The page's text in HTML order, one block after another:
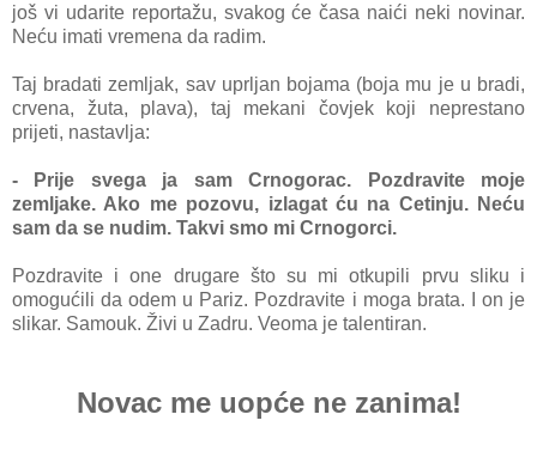
još vi udarite reportažu, svakog će časa naići neki novinar.
Neću imati vremena da radim.
Taj bradati zemljak, sav uprljan bojama (boja mu je u bradi,
crvena, žuta, plava), taj mekani čovjek koji neprestano
prijeti, nastavlja:
- Prije svega ja sam Crnogorac. Pozdravite moje
zemljake. Ako me pozovu, izlagat ću na Cetinju. Neću
sam da se nudim. Takvi smo mi Crnogorci.
Pozdravite i one drugare što su mi otkupili prvu sliku i
omogućili da odem u Pariz. Pozdravite i moga brata. I on je
slikar. Samouk. Živi u Zadru. Veoma je talentiran.
Novac me uopće ne zanima!